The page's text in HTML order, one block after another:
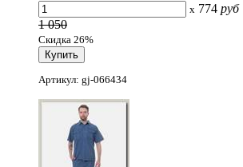
x 774 руб
1 050
Скидка 26%
Артикул: gj-066434